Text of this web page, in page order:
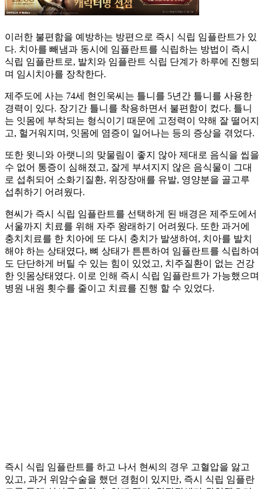
이러한 불편함을 예방하는 방편으로 즉시 식립 임플란트가 있
다. 치아를 빼냄과 동시에 임플란트를 식립하는 방법이 즉시
식립 임플란트로, 발치와 임플란트 식립 단계가 하루에 진행되
며 임시치아를 장착한다.
제주도에 사는 74세 현인욱씨는 틀니를 5년간 틀니를 사용한
경력이 있다. 장기간 틀니를 착용하면서 불편함이 컸다. 틀니
는 잇몸에 부착되는 형식이기 때문에 고정력이 약해 잘 떨어지
고, 헐거워지며, 잇몸에 염증이 일어나는 등의 증상을 겪었다.
또한 윗니와 아랫니의 맞물림이 좋지 않아 제대로 음식을 씹을
수 없어 통증이 심해졌고, 잘게 부셔지지 않은 음식물이 그대
로 섭취되어 소화기질환, 위장장애를 유발, 영양분을 골고루
섭취하기 어려웠다.
현씨가 즉시 식립 임플란트를 선택하게 된 배경은 제주도에서
서울까지 치료를 위해 자주 왕래하기 어려웠다. 또한 과거에
충치치료를 한 치아에 또 다시 충치가 발생하여, 치아를 발치
해야 하는 상태였다, 뼈 상태가 튼튼하여 임플란트를 식립하여
도 단단하게 버틸 수 있는 힘이 있었고, 치주질환이 없는 건강
한 잇몸상태였다. 이로 인해 즉시 식립 임플란트가 가능했으며
병원 내원 횟수를 줄이고 치료를 진행 할 수 있었다.
즉시 식립 임플란트를 하고 나서 현씨의 경우 고혈압을 앓고
있고, 과거 위암수술을 했던 경험이 있지만, 즉시 식립 임플란